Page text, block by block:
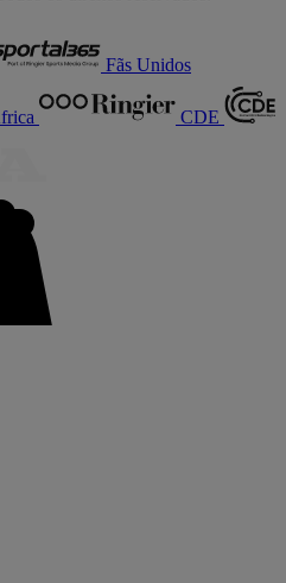
Fãs Unidos
CDE